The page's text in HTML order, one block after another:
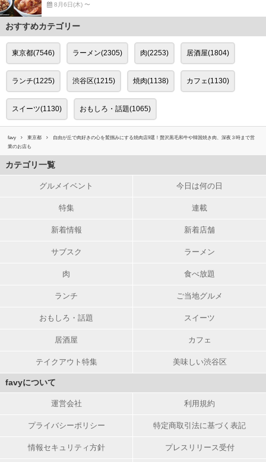
8月6日(木) 〜
おすすめカテゴリー
東京都(7546) ラーメン(2305) 肉(2253) 居酒屋(1804)
ランチ(1225) 渋谷区(1215) 焼肉(1138) カフェ(1130)
スイーツ(1130) おもしろ・話題(1065)
favy 東京都
自由が丘で肉好きの心を鷲掴みにする焼肉店9選！贅沢黒毛和牛や韓国焼き肉、深夜３時まで営
業のお店も
カテゴリ一覧
グルメイベント 今日は何の日
特集 連載
新着情報 新着店舗
サブスク ラーメン
肉 食べ放題
ランチ ご当地グルメ
おもしろ・話題 スイーツ
居酒屋 カフェ
テイクアウト特集 美味しい渋谷区
favyについて
運営会社 利用規約
プライバシーポリシー 特定商取引法に基づく表記
情報セキュリティ方針 プレスリリース受付